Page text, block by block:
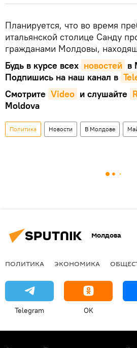
Планируется, что во время
итальянской столице Санду
гражданами Молдовы,
Будь в курсе всех новостей в
Подпишись на наш канал в
Смотрите Video и слушайте
Moldova
Политика Новости В Молдове
Молдова
ПОЛИТИКА ЭКОНОМИКА
Telegram OK